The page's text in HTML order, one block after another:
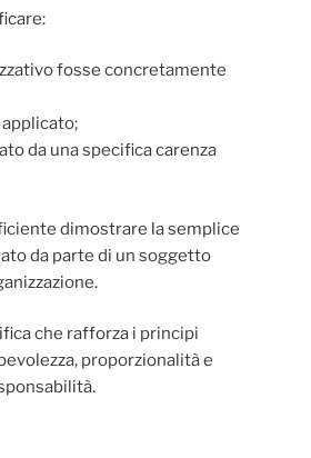
fosse concretamente
da una specifica carenza
dimostrare la semplice
da parte di un soggetto
che rafforza i principi
proporzionalità e